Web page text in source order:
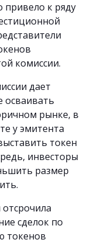
привело к ряду
комиссии.
дает
осваивать
рынке, в
у эмитента
токен
инвесторы
размер
сделок по
токенов